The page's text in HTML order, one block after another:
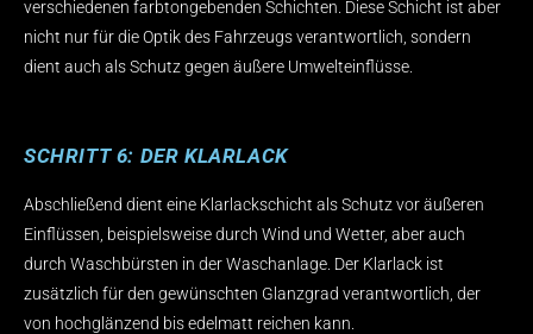
verschiedenen farbtongebenden Schichten. Diese Schicht ist aber
nicht nur für die Optik des Fahrzeugs verantwortlich, sondern
dient auch als Schutz gegen äußere Umwelteinflüsse.
SCHRITT 6: DER KLARLACK
Abschließend dient eine Klarlackschicht als Schutz vor äußeren
Einflüssen, beispielsweise durch Wind und Wetter, aber auch
durch Waschbürsten in der Waschanlage. Der Klarlack ist
zusätzlich für den gewünschten Glanzgrad verantwortlich, der
von hochglänzend bis edelmatt reichen kann.